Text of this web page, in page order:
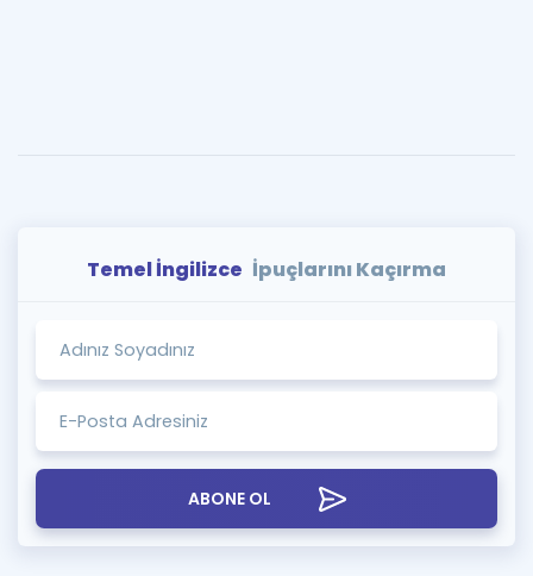
Temel İngilizce İpuçlarını Kaçırma
ABONE OL